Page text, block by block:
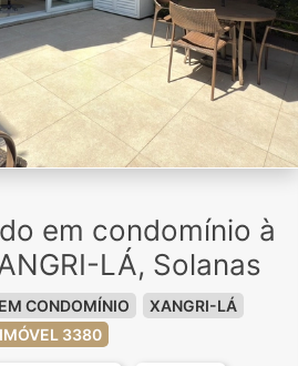
em condomínio à
LÁ, Solanas
CONDOMÍNIO
XANGRI-LÁ
IMÓVEL 3380